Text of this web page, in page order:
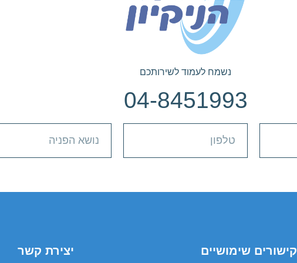
נשמח לעמוד לשירותכם
04-8451993
קישורים שימושיים יצירת קשר